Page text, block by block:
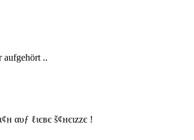
aufgehört ..
αυƒ ℓιєвє š¢нєιzzє !